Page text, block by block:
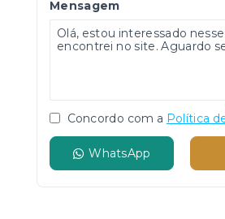
Mensagem
Concordo com a Política
WhatsApp